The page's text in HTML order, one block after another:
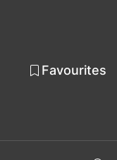
Favourites